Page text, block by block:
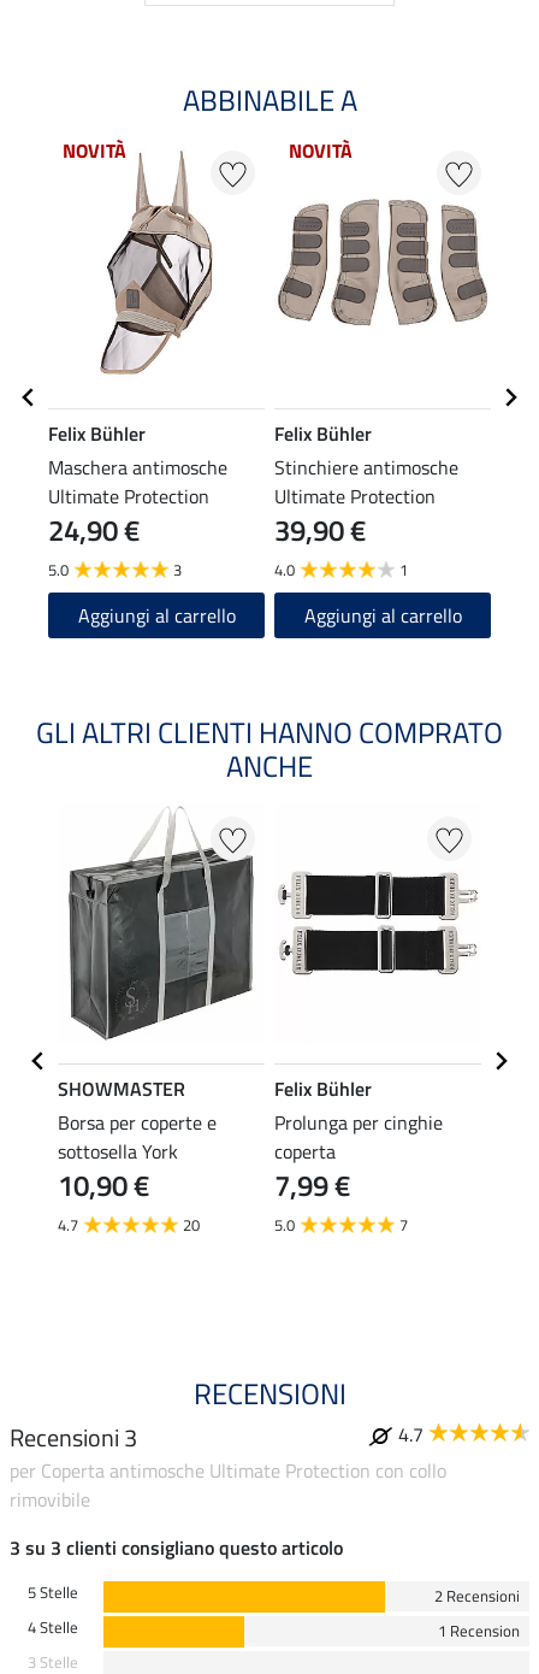
ABBINABILE A
NOVITÀ
Felix Bühler
Maschera antimosche
Ultimate Protection
24,90 €
5.0 3
Aggiungi al carrello
NOVITÀ
Felix Bühler
Stinchiere antimosche
Ultimate Protection
39,90 €
4.0 1
Aggiungi al carrello
GLI ALTRI CLIENTI HANNO COMPRATO
ANCHE
SHOWMASTER
Borsa per coperte e
sottosella York
10,90 €
4.7 20
Felix Bühler
Prolunga per cinghie
coperta
7,99 €
5.0 7
RECENSIONI
Recensioni 3
4.7
per Coperta antimosche Ultimate Protection con collo
rimovibile
3 su 3 clienti consigliano questo articolo
5 Stelle
2 Recensioni
4 Stelle
1 Recension
3 Stelle